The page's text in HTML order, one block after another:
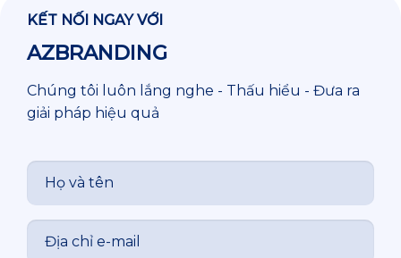
KẾT NỐI NGAY VỚI
AZBRANDING
Chúng tôi luôn lắng nghe - Thấu hiểu - Đưa ra
giải pháp hiệu quả